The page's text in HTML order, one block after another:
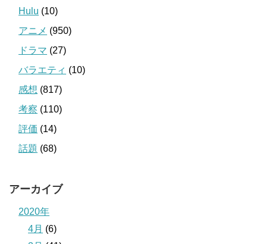
Hulu (10)
アニメ (950)
ドラマ (27)
バラエティ (10)
感想 (817)
考察 (110)
評価 (14)
話題 (68)
アーカイブ
2020年
4月 (6)